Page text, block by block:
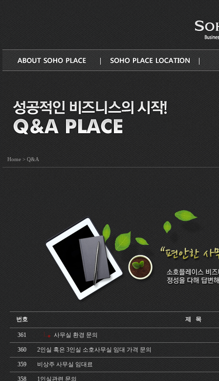
Home > Q&A
번호 제 목
361 사무실 환경 문의
360 2인실 혹은 3인실 소호사무실 임대 가격 문의
359 비상주 사무실 임대료
358 1인실관련 문의